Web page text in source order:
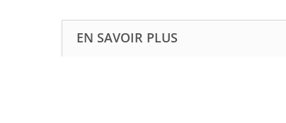
EN SAVOIR PLUS